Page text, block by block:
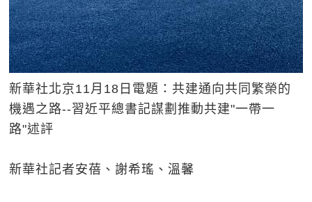
新華社北京11月18日電題：共建通向共同繁榮的
機遇之路--習近平總書記謀劃推動共建"一帶一
路"述評
新華社記者安蓓、謝希瑤、溫馨